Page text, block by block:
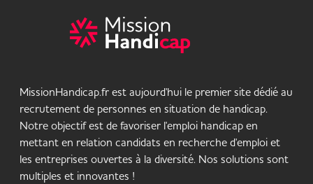
MissionHandicap.fr est aujourd'hui le premier site dédié au
recrutement de personnes en situation de handicap.
Notre objectif est de favoriser l'emploi handicap en
mettant en relation candidats en recherche d'emploi et
les entreprises ouvertes à la diversité. Nos solutions sont
multiples et innovantes !